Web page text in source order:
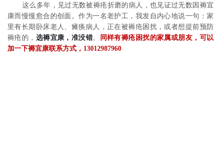
这么多年，见过无数被褥疮折磨的病人，也见证过无数因褥宜
康而慢慢愈合的创面。作为一名老护工，我发自内心地说一句：家
里有长期卧床老人、瘫痪病人，正在被褥疮困扰，或者想提前预防
褥疮的， 选褥宜康，准没错。
同样有褥疮困扰的家属或朋友，可以
加一下褥宜康联系方式，13012987960